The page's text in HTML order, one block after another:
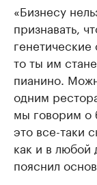
«Бизнесу
признавать,
то ты им
пианино.
одним
мы говорим о
это все-таки
как и в любой
пояснил